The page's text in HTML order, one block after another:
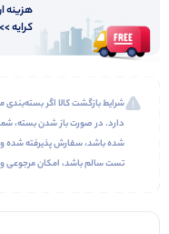
هزینه
کرایه
شرایط بازگشت کالا اگر
شده باشد، سفارش پذیرفته شده
تست سالم باشد، امکان